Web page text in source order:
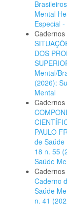
Mental
Especial
DOS
Mental/
(2026):
Mental
PAULO
de Saúde
18 n. 55
Saúde
Caderno
Saúde
n. 41